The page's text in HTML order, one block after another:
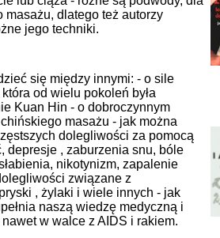
masażu, dlatego też autorzy
jego techniki.
się między innymi: - o sile
od wielu pokoleń była
Kuan Hin - o dobroczynnym
masażu - jak można
dolegliwości za pomocą
depresje , zaburzenia snu, bóle
nikotynizm, zapalenie
związane z
, żylaki i wiele innych - jak
naszą wiedzę medyczną i
w walce z AIDS i rakiem.